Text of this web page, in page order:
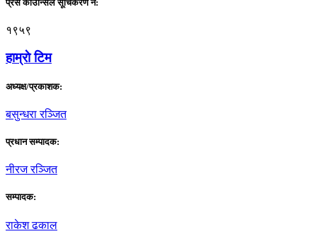
प्रेस काउन्सिल सूचिकरण नं:
१९५९
हाम्राे टिम
अध्यक्ष/प्रकाशक:
बसुन्धरा रञ्जित
प्रधान सम्पादक:
नीरज रञ्जित
सम्पादक:
राकेश ढकाल